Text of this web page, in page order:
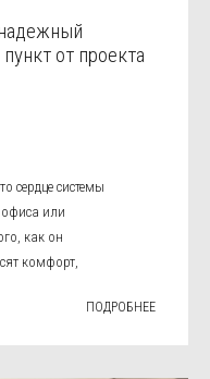
от проекта
сердце системы
или
как он
комфорт,
ПОДРОБНЕЕ